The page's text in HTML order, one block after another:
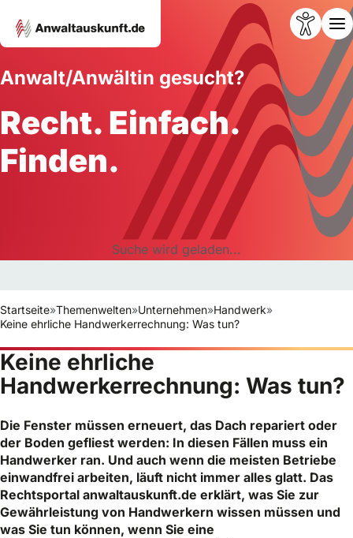
Anwalt/Anwältin gesucht?
Recht. Einfach.
Finden.
Suche wird geladen...
Startseite»Themenwelten»Unternehmen»Handwerk»
Keine ehrliche Handwerkerrechnung: Was tun?
Keine ehrliche
Handwerkerrechnung: Was tun?
Die Fenster müssen erneuert, das Dach repariert oder
der Boden gefliest werden: In diesen Fällen muss ein
Handwerker ran. Und auch wenn die meisten Betriebe
einwandfrei arbeiten, läuft nicht immer alles glatt. Das
Rechtsportal anwaltauskunft.de erklärt, was Sie zur
Gewährleistung von Handwerkern wissen müssen und
was Sie tun können, wenn Sie eine